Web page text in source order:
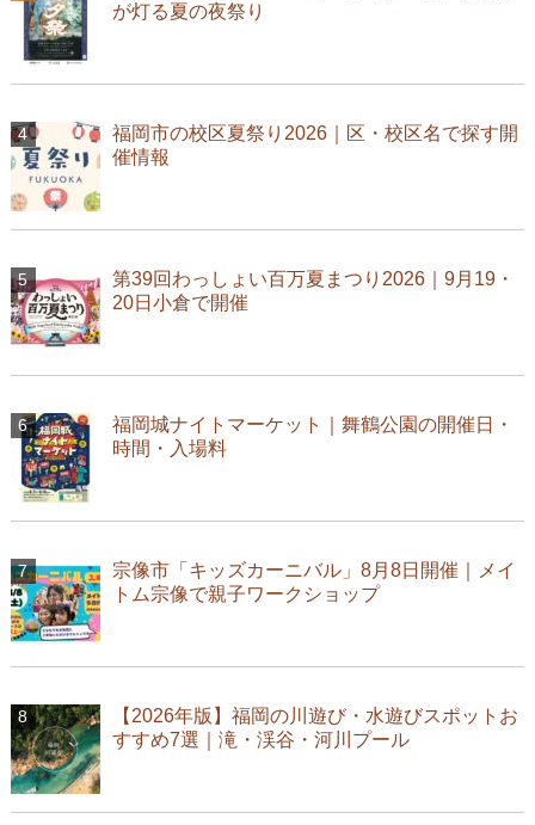
が灯る夏の夜祭り
福岡市の校区夏祭り2026｜区・校区名で探す開
催情報
第39回わっしょい百万夏まつり2026｜9月19・
20日小倉で開催
福岡城ナイトマーケット｜舞鶴公園の開催日・
時間・入場料
宗像市「キッズカーニバル」8月8日開催｜メイ
トム宗像で親子ワークショップ
【2026年版】福岡の川遊び・水遊びスポットお
すすめ7選｜滝・渓谷・河川プール